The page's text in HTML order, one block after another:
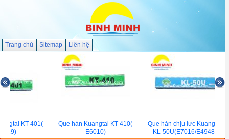
Trang chủ Sitemap Liên hệ
KT-401(
Que hàn Kuangtai KT-410(
E6010)
Que hàn chịu lưc Kuangtai
KL-50U(E7016/E4948)